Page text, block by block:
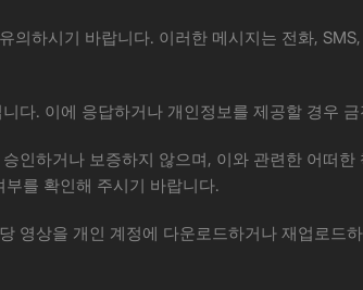
하시기 바랍니다. 이러한 메시지는 전화,
다. 이에 응답하거나 개인정보를 제공할 경우
하거나 보증하지 않으며, 이와 관련한 어떠
를 확인해 주시기 바랍니다.
영상을 개인 계정에 다운로드하거나 재업로드